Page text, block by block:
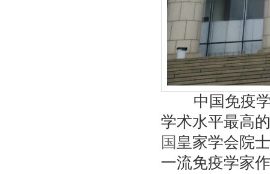
中国免疫学
学术水平最高
国 皇家学会院
一流免疫学家